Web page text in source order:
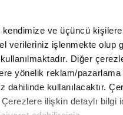
ve üçüncü
verileriniz işlenmekte olup
Diğer
yönelik reklam/pazarlama
dahilinde kullanılacaktır.
ilişkin detaylı bilgi